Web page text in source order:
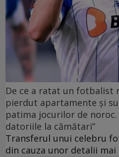
De ce a ratat un fotbalist
pierdut apartamente și
patima jocurilor de
datoriile la cămătari”
Transferul unui celebru
din cauza unor detalii